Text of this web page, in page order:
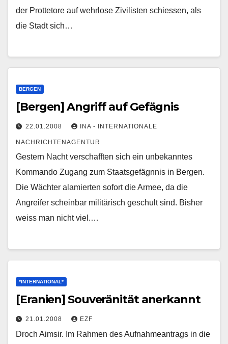
der Prottetore auf wehrlose Zivilisten schiessen, als
die Stadt sich…
BERGEN
[Bergen] Angriff auf Gefägnis
22.01.2008 INA - INTERNATIONALE
NACHRICHTENAGENTUR
Gestern Nacht verschafften sich ein unbekanntes
Kommando Zugang zum Staatsgefägnnis in Bergen.
Die Wächter alamierten sofort die Armee, da die
Angreifer scheinbar militärisch geschult sind. Bisher
weiss man nicht viel.…
*INTERNATIONAL*
[Eranien] Souveränität anerkannt
21.01.2008 EZF
Droch Aimsir. Im Rahmen des Aufnahmeantrags in die